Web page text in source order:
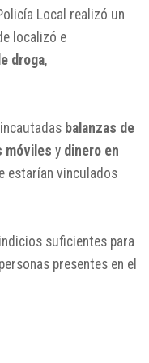
Local realizó un
localizó e
droga,
balanzas de
móviles y dinero en
estarían vinculados
suficientes para
presentes en el